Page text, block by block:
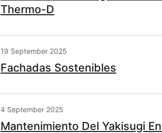
Thermo-D
19 September 2025
Fachadas Sostenibles
4 September 2025
Mantenimiento Del Yakisugi